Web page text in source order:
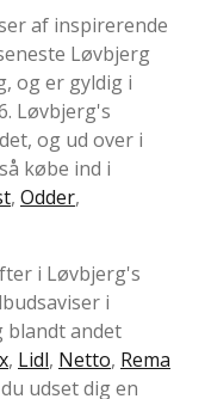
af inspirerende
Løvbjerg
og er gyldig i
Løvbjerg's
og ud over i
købe ind i
, Odder,
i Løvbjerg's
i
blandt andet
, Lidl, Netto, Rema
udset dig en